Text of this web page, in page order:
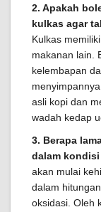
2. Apakah
kulkas agar
Kulkas
makanan lain.
kelembapan
asli kopi dan
wadah kedap
3. Berapa
dalam
akan mulai
dalam
oksidasi. Oleh